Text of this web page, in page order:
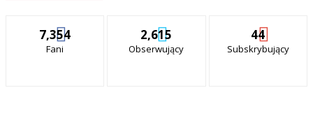
7,354
Fani
2,615
Obserwujący
44
Subskrybujący